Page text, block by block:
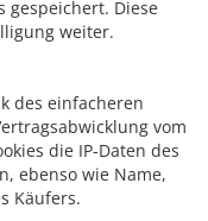
gespeichert. Diese
weiter.
des einfacheren
vom
die IP-Daten des
ebenso wie Name,
Käufers.